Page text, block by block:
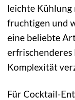
leichte Kühlung
fruchtigen und
eine beliebte
erfrischenderes
Komplexität
Für Cocktail-